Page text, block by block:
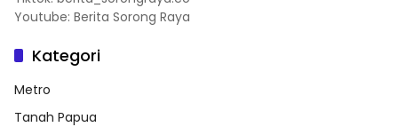
Youtube: Berita Sorong Raya
Kategori
Metro
Tanah Papua